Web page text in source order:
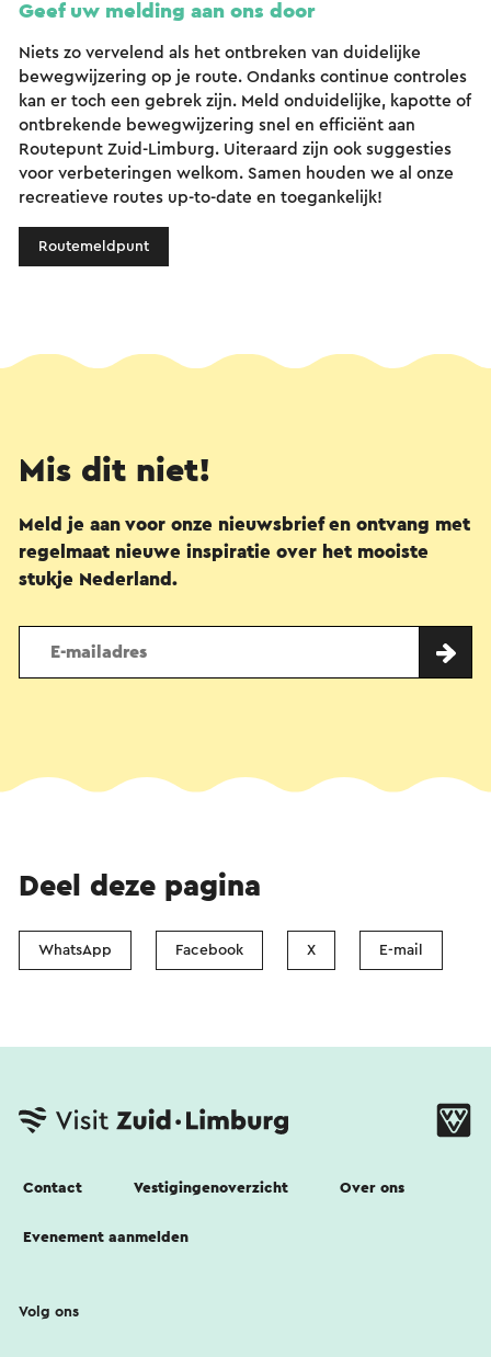
Geef uw melding aan ons door
Niets zo vervelend als het ontbreken van duidelijke
bewegwijzering op je route. Ondanks continue controles
kan er toch een gebrek zijn. Meld onduidelijke, kapotte of
ontbrekende bewegwijzering snel en efficiënt aan
Routepunt Zuid-Limburg. Uiteraard zijn ook suggesties
voor verbeteringen welkom. Samen houden we al onze
recreatieve routes up-to-date en toegankelijk!
Routemeldpunt
Mis dit niet!
Meld je aan voor onze nieuwsbrief en ontvang met
regelmaat nieuwe inspiratie over het mooiste
stukje Nederland.
Deel deze pagina
WhatsApp Facebook X E-mail
Contact Vestigingenoverzicht Over ons
Evenement aanmelden
Volg ons